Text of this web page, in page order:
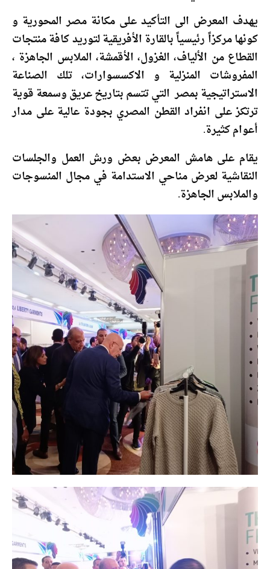
يهدف المعرض الى التأكيد على مكانة مصر المحورية و
كونها مركزاً رئيسياً بالقارة الأفريقية لتوريد كافة منتجات
القطاع من الألياف، الغزول، الأقمشة، الملابس الجاهزة ،
المفروشات المنزلية و الاكسسوارات، تلك الصناعة
الاستراتيجية بمصر التي تتسم بتاريخ عريق وسمعة قوية
ترتكز على انفراد القطن المصري بجودة عالية على مدار
أعوام كثيرة.
يقام على هامش المعرض بعض ورش العمل والجلسات
النقاشية لعرض مناحي الاستدامة في مجال المنسوجات
والملابس الجاهزة.